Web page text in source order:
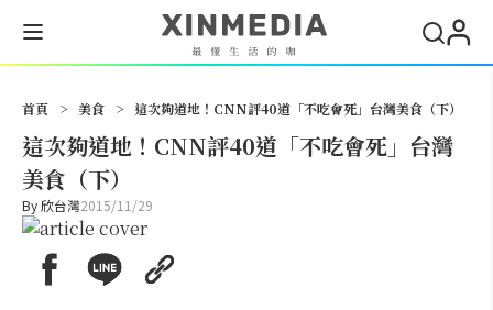
首頁 > 美食 > 這次夠道地！CNN評40道「不吃會死」台灣美食（下）
這次夠道地！CNN評40道「不吃會死」台灣
美食（下）
By欣台灣2015/11/29